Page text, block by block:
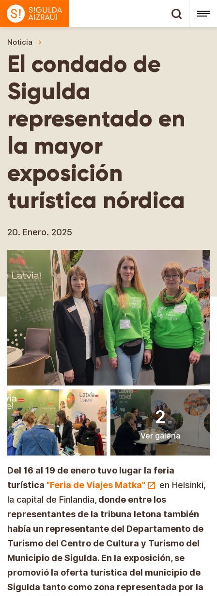
Noticia
El condado de
Sigulda
representado en
la mayor
exposición
turística nórdica
20. Enero. 2025
2
Ver galería
Del 16 al 19 de enero tuvo lugar la feria
turística "Feria de Viajes Matka"
en Helsinki,
la capital de Finlandia, donde entre los
representantes de la tribuna letona también
había un representante del Departamento de
Turismo del Centro de Cultura y Turismo del
Municipio de Sigulda. En la exposición, se
promovió la oferta turística del municipio de
Sigulda tanto como zona representada por la